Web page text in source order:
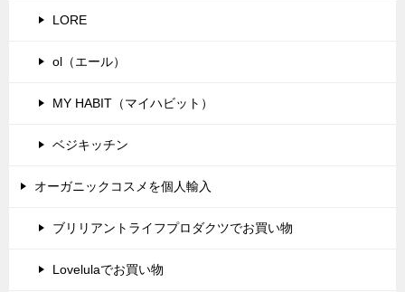
LORE
ol（エール）
MY HABIT（マイハビット）
ベジキッチン
オーガニックコスメを個人輸入
ブリリアントライフプロダクツでお買い物
Lovelulaでお買い物